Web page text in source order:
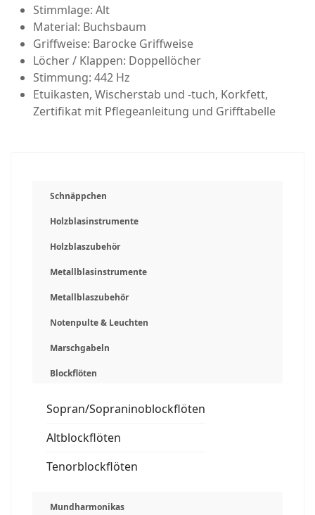
Stimmlage: Alt
Material: Buchsbaum
Griffweise: Barocke Griffweise
Löcher / Klappen: Doppellöcher
Stimmung: 442 Hz
Etuikasten, Wischerstab und -tuch, Korkfett,
Zertifikat mit Pflegeanleitung und Grifftabelle
Schnäppchen
Holzblasinstrumente
Holzblaszubehör
Metallblasinstrumente
Metallblaszubehör
Notenpulte & Leuchten
Marschgabeln
Blockflöten
Sopran/Sopraninoblockflöten
Altblockflöten
Tenorblockflöten
Mundharmonikas